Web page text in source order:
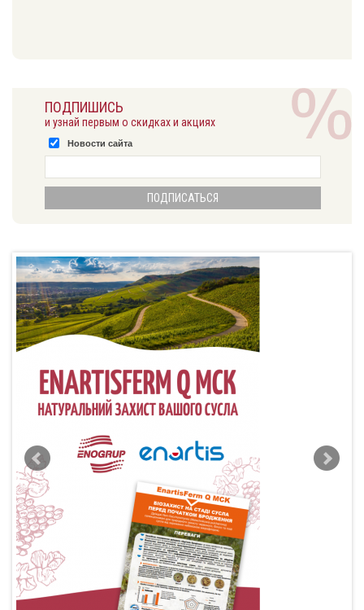
ПОДПИШИСЬ
и узнай первым о скидках и акциях
Новости сайта